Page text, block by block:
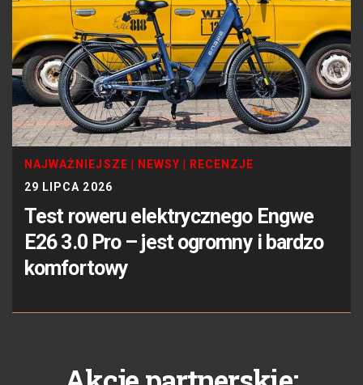
NAJWAŻNIEJSZE NEWSY
RECENZJE
29 LIPCA 2026
Test roweru elektrycznego Engwe
E26 3.0 Pro – jest ogromny i bardzo
komfortowy